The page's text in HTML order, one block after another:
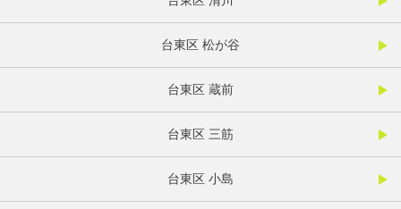
台東区 松が谷
台東区 蔵前
台東区 三筋
台東区 小島